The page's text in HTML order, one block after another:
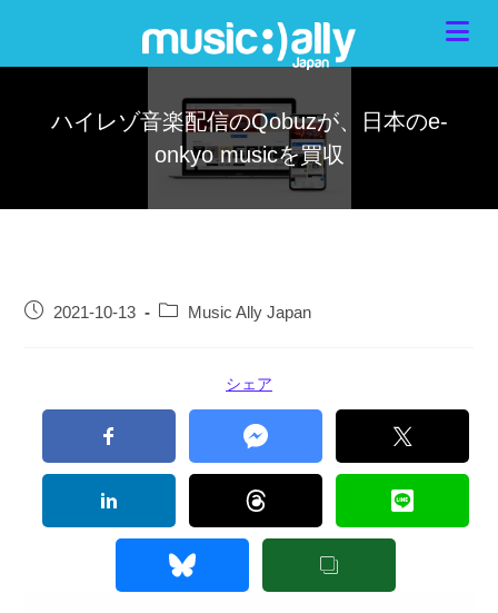
ハイレゾ音楽配信のQobuzが、日本のe-
onkyo musicを買収
2021-10-13 Music Ally Japan
シェア